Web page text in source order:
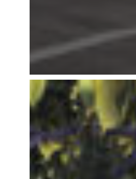
TRAIT D’UNION